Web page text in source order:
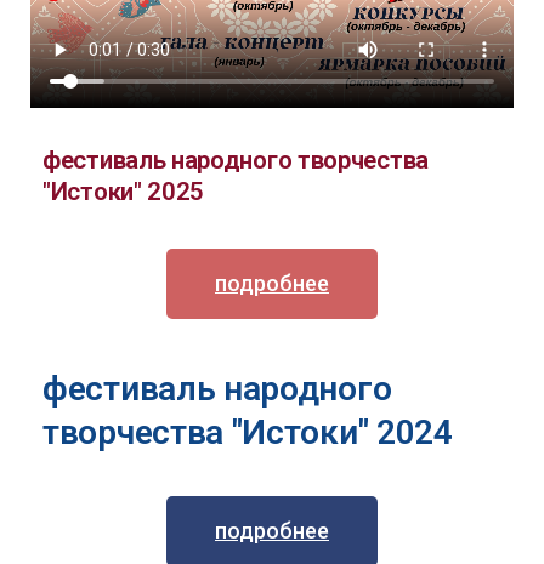
фестиваль народного творчества
"Истоки" 2025
подробнее
фестиваль народного
творчества "Истоки" 2024
подробнее